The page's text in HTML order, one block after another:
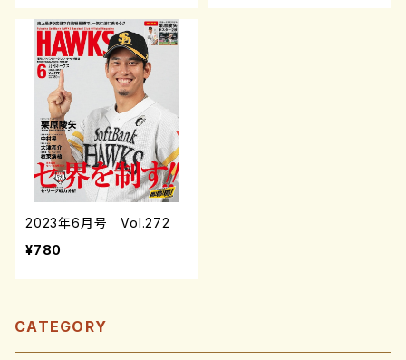
2023年6月号 Vol.272
¥780
CATEGORY